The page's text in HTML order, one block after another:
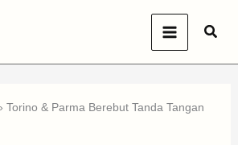
Torino & Parma Berebut Tanda Tangan